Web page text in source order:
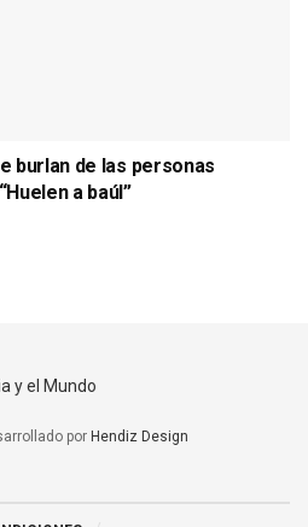
burlan de las personas
a baúl”
por Hendiz Design